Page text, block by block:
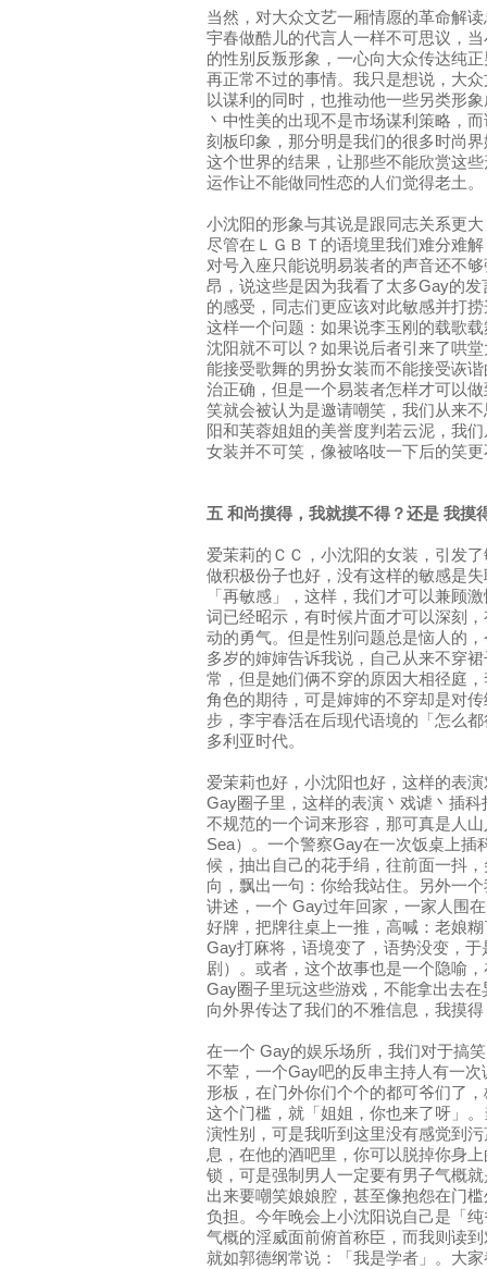
当然，对大众文艺一厢情愿的革命解
宇春做酷儿的代言人一样不可思议，
的性别反叛形象，一心向大众传达纯
再正常不过的事情。我只是想说，大
以谋利的同时，也推动他一些另类形
丶中性美的出现不是市场谋利策略，
刻板印象，那分明是我们的很多时尚
这个世界的结果，让那些不能欣赏这
运作让不能做同性恋的人们觉得老土。
小沈阳的形象与其说是跟同志关系更
尽管在ＬＧＢＴ的语境里我们难分难
对号入座只能说明易装者的声音还不
昂，说这些是因为我看了太多Gay的
的感受，同志们更应该对此敏感并打
这样一个问题：如果说李玉刚的载歌
沈阳就不可以？如果说后者引来了哄
能接受歌舞的男扮女装而不能接受诙
治正确，但是一个易装者怎样才可以
笑就会被认为是邀请嘲笑，我们从来
阳和芙蓉姐姐的美誉度判若云泥，我
女装并不可笑，像被咯吱一下后的笑
五 和尚摸得，我就摸不得？还是 我摸
爱茉莉的ＣＣ，小沈阳的女装，引发
做积极份子也好，没有这样的敏感是
「再敏感」，这样，我们才可以兼顾
词已经昭示，有时候片面才可以深刻
动的勇气。但是性别问题总是恼人的
多岁的婶婶告诉我说，自己从来不穿
常，但是她们俩不穿的原因大相径庭
角色的期待，可是婶婶的不穿却是对
步，李宇春活在后现代语境的「怎么
多利亚时代。
爱茉莉也好，小沈阳也好，这样的表
Gay圈子里，这样的表演丶戏谑丶插
不规范的一个词来形容，那可真是人
Sea）。一个警察Gay在一次饭桌上插
候，抽出自己的花手绢，往前面一抖
向，飘出一句：你给我站住。另外一
讲述，一个 Gay过年回家，一家人围
好牌，把牌往桌上一推，高喊：老娘
Gay打麻将，语境变了，语势没变，
剧）。或者，这个故事也是一个隐喻
Gay圈子里玩这些游戏，不能拿出去
向外界传达了我们的不雅信息，我摸
在一个 Gay的娱乐场所，我们对于搞
不荤，一个Gay吧的反串主持人有一
形板，在门外你们个个的都可爷们了
这个门槛，就「姐姐，你也来了呀」
演性别，可是我听到这里没有感觉到
息，在他的酒吧里，你可以脱掉你身
锁，可是强制男人一定要有男子气概
出来要嘲笑娘娘腔，甚至像抱怨在门
负担。今年晚会上小沈阳说自己是「
气概的淫威面前俯首称臣，而我则读
就如郭德纲常说：「我是学者」。大